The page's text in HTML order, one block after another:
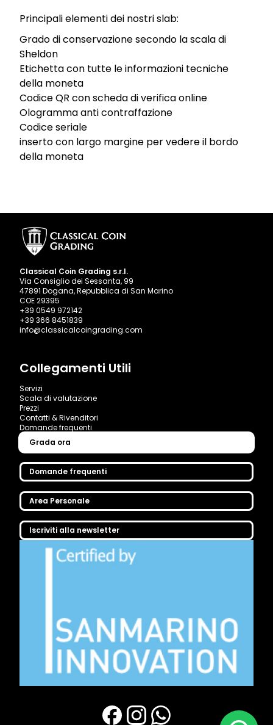
Principali elementi dei nostri slab:
Grado di conservazione secondo la scala di
Sheldon
Etichetta con tutte le informazioni tecniche
della moneta
Codice QR con scheda di verifica online
Ologramma anti contraffazione
Codice seriale
inserto con largo margine per vedere il bordo
della moneta
Classical Coin Grading s.r.l.
Via Consiglio dei Sessanta, 99
47891 Dogana, Repubblica di San Marino
COE 29395
+39 0549 972142
+39 366 8451839
info@classicalcoingrading.com
Collegamenti Utili
Servizi
Scala di valutazione
Prezzi
Contatti & Rivenditori
Domande frequenti
Grada ora
Domande frequenti
Area Personale
Iscriviti alla newsletter